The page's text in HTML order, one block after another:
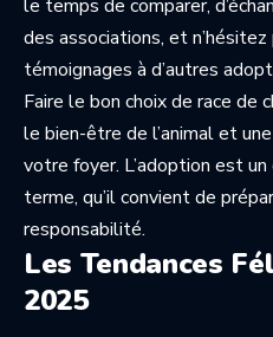
le temps de comparer,
des associations, et
témoignages à d’autres
Faire le bon choix de race de
le bien-être de l’animal et
votre foyer. L’adoption est
terme, qu’il convient de
responsabilité.
Les Tendances
2025